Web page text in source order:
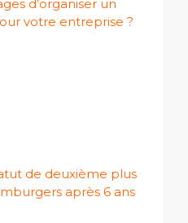
d’organiser un
votre entreprise ?
de deuxième plus
après 6 ans